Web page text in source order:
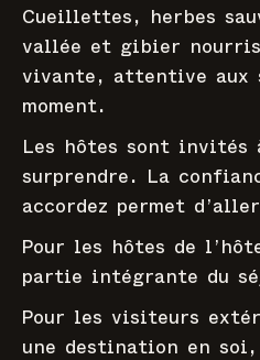
Cueillettes, herbes
vallée et gibier
vivante, attentive aux
moment.
Les hôtes sont invités
surprendre. La
accordez permet
Pour les hôtes de
partie intégrante du
Pour les visiteurs
une destination en